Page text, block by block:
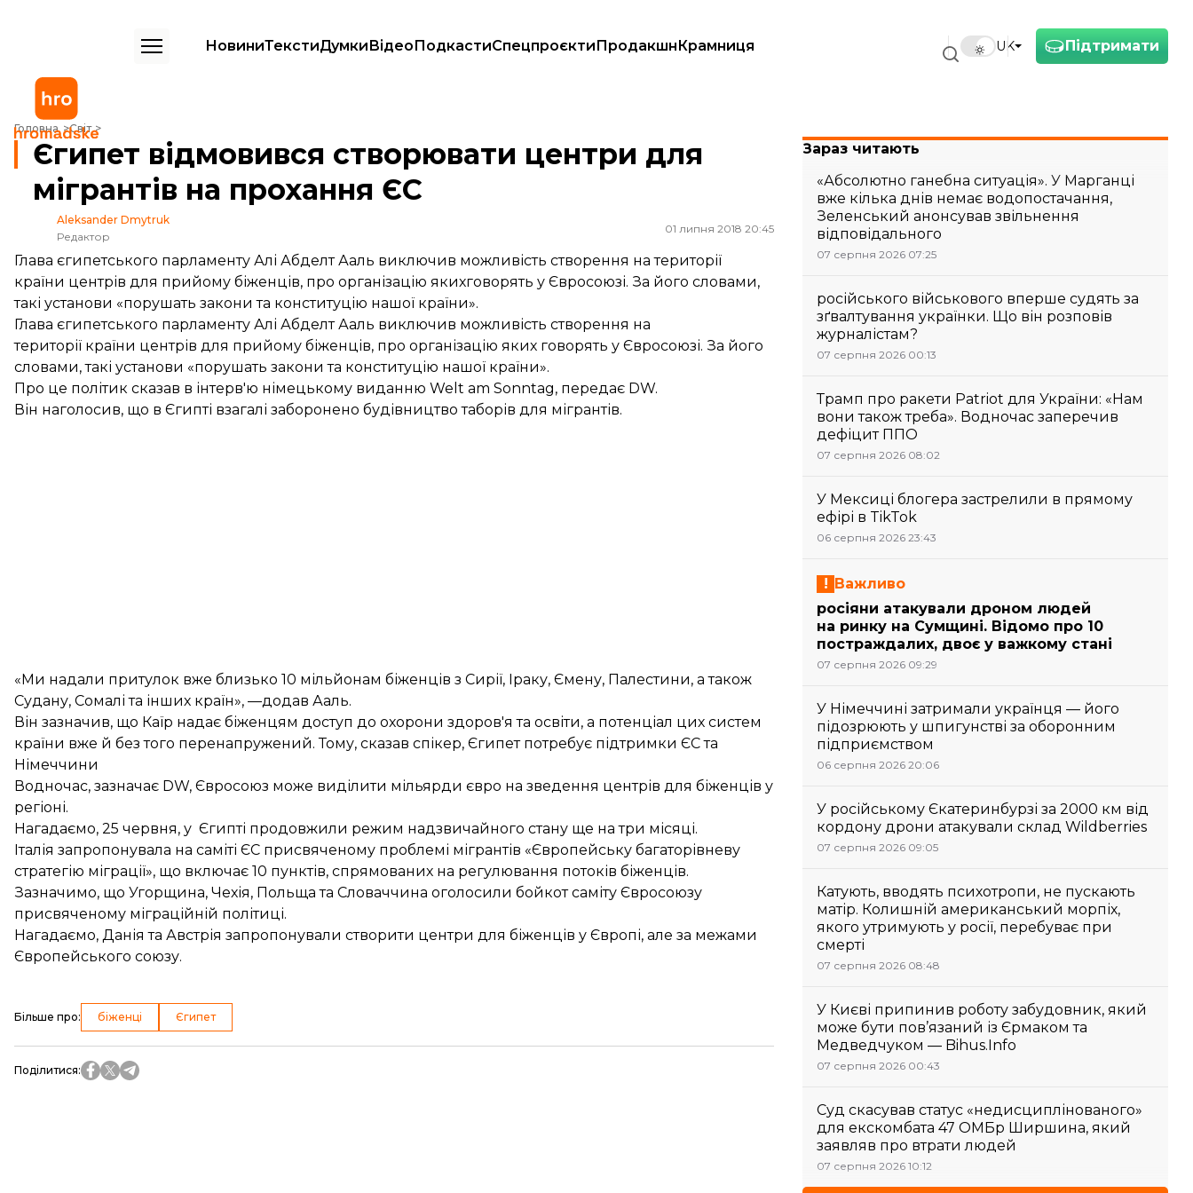
Підтримати
UK
НовиниТекстиДумкиВідеоПодкастиСпецпроєктиПродакшнКрамниця
Головна Світ
Єгипет відмовився створювати центри для мігрантів на прохання ЄС
Єгипет відмовився створювати центри для
мігрантів на прохання ЄС
Aleksander Dmytruk
Редактор
01 липня 2018 20:45
Глава єгипетського парламенту Алі Абделт Ааль виключив можливість створення на території
країни центрів для прийому біженців, про організацію якихговорять у Євросоюзі. За його словами,
такі установи «порушать закони та конституцію нашої країни».
Глава єгипетського парламенту Алі Абделт Ааль виключив можливість створення на
території країни центрів для прийому біженців, про організацію яких говорять у Євросоюзі. За його
словами, такі установи «порушать закони та конституцію нашої країни».
Про це політик сказав в інтерв'ю німецькому виданню Welt am Sonntag, передає DW.
Він наголосив, що в Єгипті взагалі заборонено будівництво таборів для мігрантів.
«Ми надали притулок вже близько 10 мільйонам біженців з Сирії, Іраку, Ємену, Палестини, а також
Судану, Сомалі та інших країн», —додав Ааль.
Він зазначив, що Каїр надає біженцям доступ до охорони здоров'я та освіти, а потенціал цих систем
країни вже й без того перенапружений. Тому, сказав спікер, Єгипет потребує підтримки ЄС та
Німеччини
Водночас, зазначає DW, Євросоюз може виділити мільярди євро на зведення центрів для біженців у
регіоні.
Нагадаємо, 25 червня, у Єгипті продовжили режим надзвичайного стану ще на три місяці.
Італія запропонувала на саміті ЄС присвяченому проблемі мігрантів «Європейську багаторівневу
стратегію міграції», що включає 10 пунктів, спрямованих на регулювання потоків біженців.
Зазначимо, що Угорщина, Чехія, Польща та Словаччина оголосили бойкотсаміту Євросоюзу
присвяченому міграційній політиці.
Нагадаємо, Данія та Австрія запропонували створити центри для біженців у Європі, але за межами
Європейського союзу.
Більше про: біженці Єгипет
Поділитися:
Зараз читають
«Абсолютно ганебна ситуація». У Марганці
вже кілька днів немає водопостачання,
Зеленський анонсував звільнення
відповідального
07 серпня 2026 07:25
російського військового вперше судять за
зґвалтування українки. Що він розповів
журналістам?
07 серпня 2026 00:13
Трамп про ракети Patriot для України: «Нам
вони також треба». Водночас заперечив
дефіцит ППО
07 серпня 2026 08:02
У Мексиці блогера застрелили в прямому
ефірі в TikTok
06 серпня 2026 23:43
Важливо
росіяни атакували дроном людей
на ринку на Сумщині. Відомо про 10
постраждалих, двоє у важкому стані
07 серпня 2026 09:29
У Німеччині затримали українця — його
підозрюють у шпигунстві за оборонним
підприємством
06 серпня 2026 20:06
У російському Єкатеринбурзі за 2000 км від
кордону дрони атакували склад Wildberries
07 серпня 2026 09:05
Катують, вводять психотропи, не пускають
матір. Колишній американський морпіх,
якого утримують у росії, перебуває при
смерті
07 серпня 2026 08:48
У Києві припинив роботу забудовник, який
може бути пов’язаний із Єрмаком та
Медведчуком — Bihus.Info
07 серпня 2026 00:43
Суд скасував статус «недисциплінованого»
для екскомбата 47 ОМБр Ширшина, який
заявляв про втрати людей
07 серпня 2026 10:12